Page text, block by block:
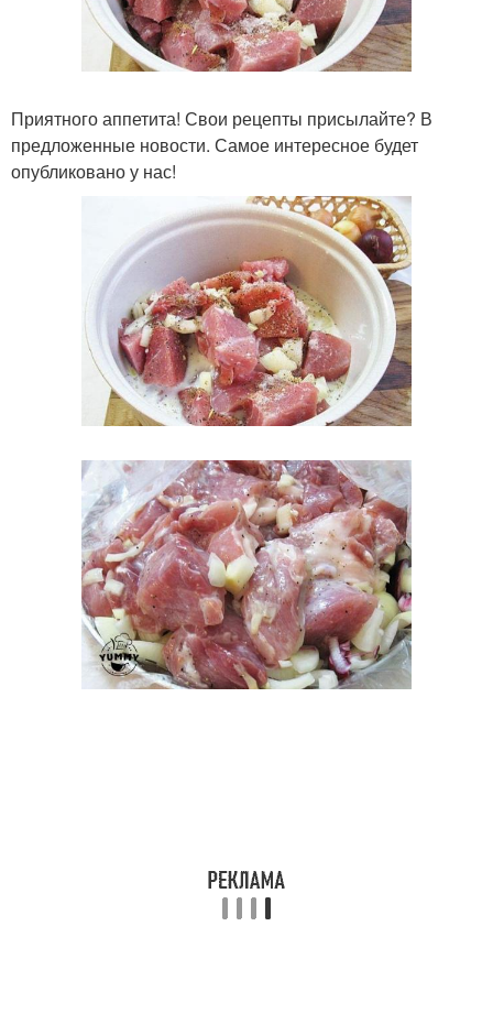
Приятного аппетита! Свои рецепты присылайте? В
предложенные новости. Самое интересное будет
опубликовано у нас!